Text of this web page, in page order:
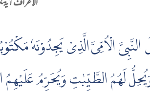
الْاُمِّىَّ الَّذِىْ يَجِدُوْنَهٗ
لَهُمُ الطَّيِّبٰتِ وَيُحَرِّمُ